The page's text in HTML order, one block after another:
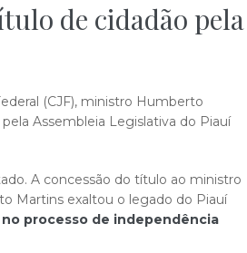
de cidadão pela
(CJF), ministro Humberto
Assembleia Legislativa do Piauí
A concessão do título ao ministro
Martins exaltou o legado do Piauí
processo de independência